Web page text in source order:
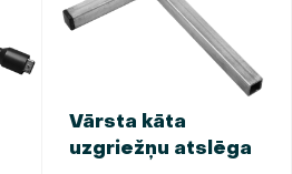
Vārsta kāta
uzgriežņu atslēga